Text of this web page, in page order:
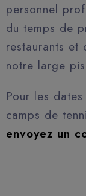
personnel
du temps de
restaurants
notre large
Pour les
camps de
envoyez un